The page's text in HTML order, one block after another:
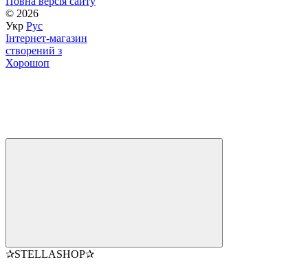
© 2026
Укр Рус
Інтернет-магазин
створений з
Хорошоп
✰STELLASHOP✰